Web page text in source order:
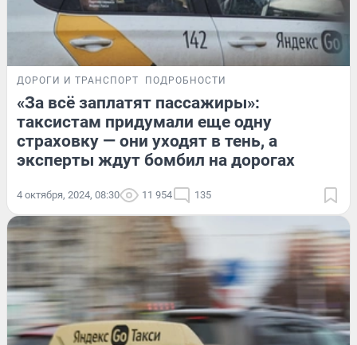
ДОРОГИ И ТРАНСПОРТ ПОДРОБНОСТИ
«За всё заплатят пассажиры»:
таксистам придумали еще одну
страховку — они уходят в тень, а
эксперты ждут бомбил на дорогах
4 октября, 2024, 08:30 11 954 135